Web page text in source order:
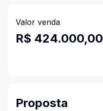
Valor venda
R$ 424.000,00
Proposta